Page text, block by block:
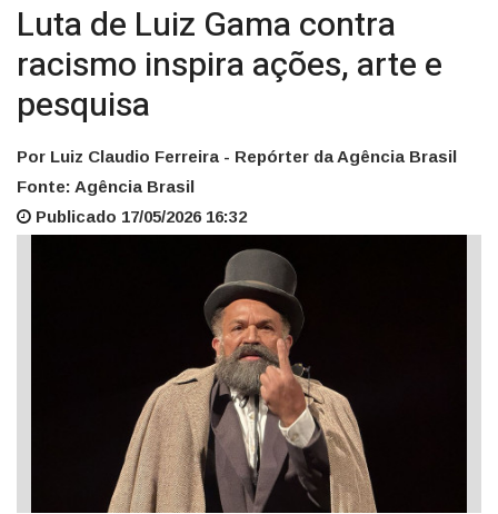
Luta de Luiz Gama contra
racismo inspira ações, arte e
pesquisa
Por Luiz Claudio Ferreira - Repórter da Agência Brasil
Fonte: Agência Brasil
Publicado 17/05/2026 16:32